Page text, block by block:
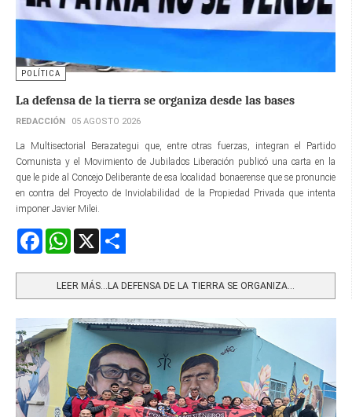
POLÍTICA
La defensa de la tierra se organiza desde las bases
REDACCIÓN 05 AGOSTO 2026
La Multisectorial Berazategui que, entre otras fuerzas, integran el Partido
Comunista y el Movimiento de Jubilados Liberación publicó una carta en la
que le pide al Concejo Deliberante de esa localidad bonaerense que se pronuncie
en contra del Proyecto de Inviolabilidad de la Propiedad Privada que intenta
imponer Javier Milei.
FacebookWhatsApp
LEER MÁS…LA DEFENSA DE LA TIERRA SE ORGANIZA...